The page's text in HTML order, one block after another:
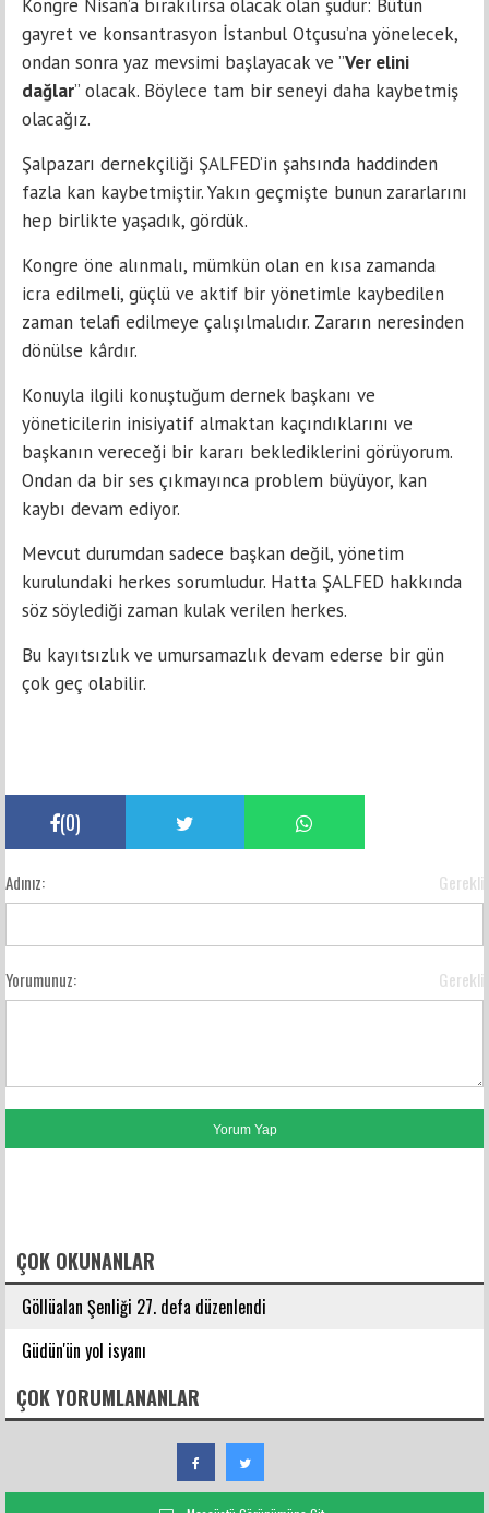
Kongre Nisan’a bırakılırsa olacak olan şudur: Bütün
gayret ve konsantrasyon İstanbul Otçusu’na yönelecek,
ondan sonra yaz mevsimi başlayacak ve ”Ver elini
dağlar” olacak. Böylece tam bir seneyi daha kaybetmiş
olacağız.
Şalpazarı dernekçiliği ŞALFED’in şahsında haddinden
fazla kan kaybetmiştir. Yakın geçmişte bunun zararlarını
hep birlikte yaşadık, gördük.
Kongre öne alınmalı, mümkün olan en kısa zamanda
icra edilmeli, güçlü ve aktif bir yönetimle kaybedilen
zaman telafi edilmeye çalışılmalıdır. Zararın neresinden
dönülse kârdır.
Konuyla ilgili konuştuğum dernek başkanı ve
yöneticilerin inisiyatif almaktan kaçındıklarını ve
başkanın vereceği bir kararı beklediklerini görüyorum.
Ondan da bir ses çıkmayınca problem büyüyor, kan
kaybı devam ediyor.
Mevcut durumdan sadece başkan değil, yönetim
kurulundaki herkes sorumludur. Hatta ŞALFED hakkında
söz söylediği zaman kulak verilen herkes.
Bu kayıtsızlık ve umursamazlık devam ederse bir gün
çok geç olabilir.
(0)
Adınız: Gerekli
Yorumunuz: Gerekli
ÇOK OKUNANLAR
Göllüalan Şenliği 27. defa düzenlendi
Güdün'ün yol isyanı
ÇOK YORUMLANANLAR